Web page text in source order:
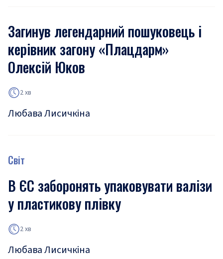
Загинув легендарний пошуковець і
керівник загону «Плацдарм»
Олексій Юков
2 хв
Любава Лисичкіна
Світ
В ЄС заборонять упаковувати валізи
у пластикову плівку
2 хв
Любава Лисичкіна